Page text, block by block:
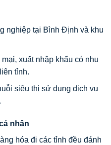
nghiệp tại Bình Định và khu
xuất nhập khẩu có nhu
tỉnh.
siêu thị sử dụng dịch vụ
nhân
hóa đi các tỉnh đều đánh